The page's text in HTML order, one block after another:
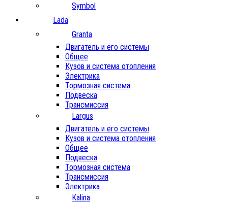
Symbol
Lada
Granta
Двигатель и его системы
Общее
Кузов и система отопления
Электрика
Тормозная система
Подвеска
Трансмиссия
Largus
Двигатель и его системы
Кузов и система отопления
Общее
Подвеска
Тормозная система
Трансмиссия
Электрика
Kalina